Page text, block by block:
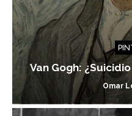
Van Gogh:
Omar